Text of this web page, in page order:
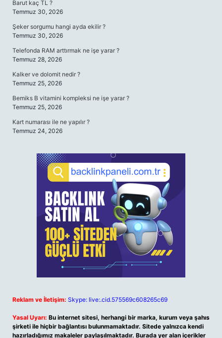
Barut kaç TL ?
Temmuz 30, 2026
Şeker sorgumu hangi ayda ekilir ?
Temmuz 30, 2026
Telefonda RAM arttırmak ne işe yarar ?
Temmuz 28, 2026
Kalker ve dolomit nedir ?
Temmuz 25, 2026
Bemiks B vitamini kompleksi ne işe yarar ?
Temmuz 25, 2026
Kart numarası ile ne yapılır ?
Temmuz 24, 2026
Reklam ve İletişim: Skype: live:.cid.575569c608265c69
Yasal Uyarı: Bu internet sitesi, herhangi bir marka, kurum veya şahıs
şirketi ile hiçbir bağlantısı bulunmamaktadır. Sitede yalnızca kendi
hazırladığımız makaleler paylaşılmaktadır. Burada yer alan içerikler